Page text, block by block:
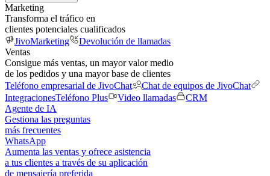
Marketing
Transforma el tráfico en
clientes potenciales cualificados
JivoMarketing
Devolución de llamadas
Ventas
Consigue más ventas, un mayor valor medio
de los pedidos y una mayor base de clientes
Teléfono empresarial de JivoChat
Chat de equipos de JivoChat
IntegracionesTeléfono Plus Video llamadas
CRM
Agente de IA
Gestiona las preguntas
más frecuentes
WhatsApp
Aumenta las ventas y ofrece asistencia
a tus clientes a través de su aplicación
de mensajería preferida